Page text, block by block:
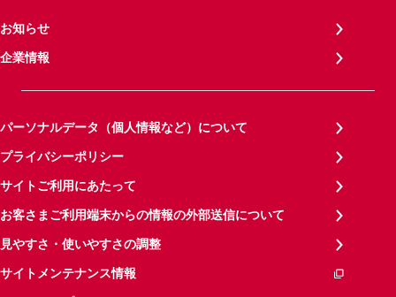
お知らせ
企業情報
パーソナルデータ（個人情報など）について
プライバシーポリシー
サイトご利用にあたって
お客さまご利用端末からの情報の外部送信について
見やすさ・使いやすさの調整
サイトメンテナンス情報